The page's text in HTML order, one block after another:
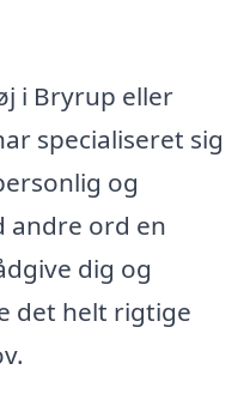
i Bryrup eller
specialiseret sig
og
andre ord en
dig og
det helt rigtige